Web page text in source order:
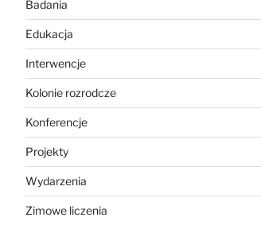
Badania
Edukacja
Interwencje
Kolonie rozrodcze
Konferencje
Projekty
Wydarzenia
Zimowe liczenia